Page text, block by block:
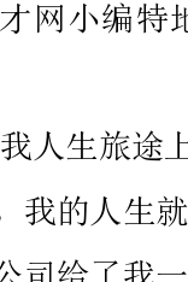
下边我将我这一年的工作总结如下：